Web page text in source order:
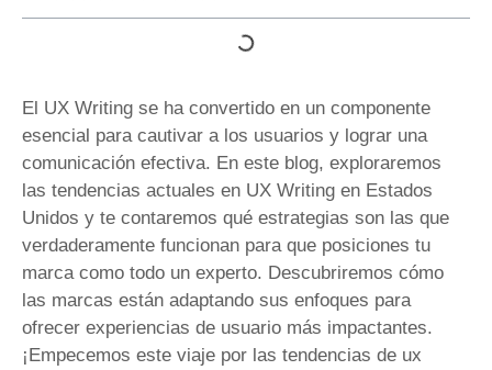
El UX Writing se ha convertido en un componente
esencial para cautivar a los usuarios y lograr una
comunicación efectiva. En este blog, exploraremos
las tendencias actuales en UX Writing en Estados
Unidos y te contaremos qué estrategias son las que
verdaderamente funcionan para que posiciones tu
marca como todo un experto. Descubriremos cómo
las marcas están adaptando sus enfoques para
ofrecer experiencias de usuario más impactantes.
¡Empecemos este viaje por las tendencias de ux